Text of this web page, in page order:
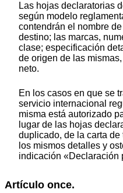
Las hojas declaratorias
según modelo
contendrán el nombre
destino; las marcas,
clase; especificación
de origen de las
neto.
En los casos en que se
servicio internacional
misma está autorizado
lugar de las hojas
duplicado, de la carta
los mismos detalles y
indicación «Declaración
Artículo once.